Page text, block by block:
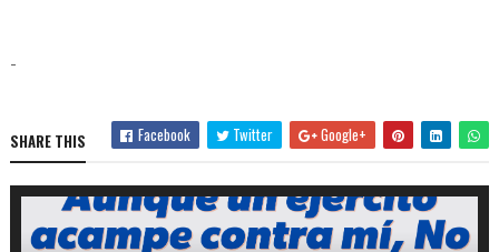
-
SHARE THIS Facebook Twitter Google+